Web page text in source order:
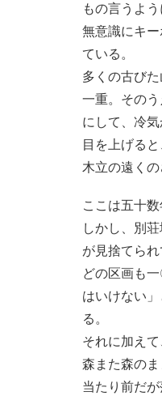
もの言うよう
無意識にキ
ている。
多くの古び
一重。その
にして、冷気
目を上げる
木立の遠く
ここは五十
しかし、別
が見捨てら
どの区画も
はいけない
る。
それに加え
森また森のま
当たり前だ